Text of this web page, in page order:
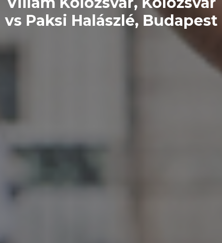
vs Paksi Halászlé, Budapest